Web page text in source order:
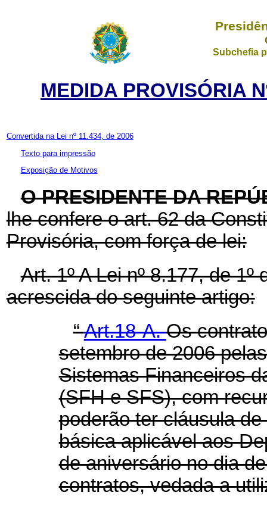
Subchefia
MEDIDA PROVISÓRIA
Convertida na Lei nº 11.434, de 2006
Texto para impressão
Exposição de Motivos
O PRESIDENTE DA
lhe confere o art. 62 da
Provisória, com força de lei:
Art. 1º A Lei nº 8.177, de
acrescida do seguinte artigo:
“Art.18-A.Os
setembro de 2006
Sistemas Financeiros
(SFH e SFS), com
poderão ter cláusula
básica aplicável aos
de aniversário no dia
contratos, vedada a